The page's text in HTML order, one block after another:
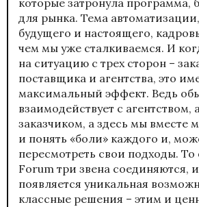
которые затронула программа,
для рынка. Тема
будущего и настоящего,
чем мы уже сталкиваемся. И
на ситуацию с трех сторон –
поставщика и агентства, это
максимальный эффект. Ведь
взаимодействует с агентством,
заказчиком, а здесь мы вместе
и понять «боли» каждого и,
пересмотреть свои подходы. То
Forum три звена соединяются,
появляется уникальная
классные решения – этим и